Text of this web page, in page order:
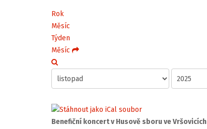
Rok
Měsíc
Týden
Měsíc
Benefiční koncert v Husově sboru ve Vršovicích